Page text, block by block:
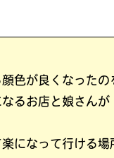
色が良くなったの
るお店と娘さんが
になって行ける場